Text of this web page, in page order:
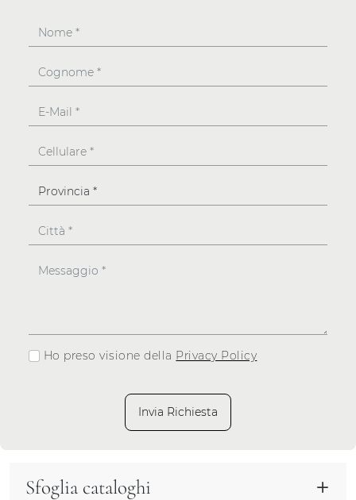
Ho preso visione della Privacy Policy
Invia Richiesta
Sfoglia cataloghi